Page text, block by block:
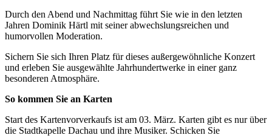
Durch den Abend und Nachmittag führt Sie wie in den letzten
Jahren Dominik Härtl mit seiner abwechslungsreichen und
humorvollen Moderation.
Sichern Sie sich Ihren Platz für dieses außergewöhnliche Konzert
und erleben Sie ausgewählte Jahrhundertwerke in einer ganz
besonderen Atmosphäre.
So kommen Sie an Karten
Start des Kartenvorverkaufs ist am 03. März. Karten gibt es nur über
die Stadtkapelle Dachau und ihre Musiker. Schicken Sie